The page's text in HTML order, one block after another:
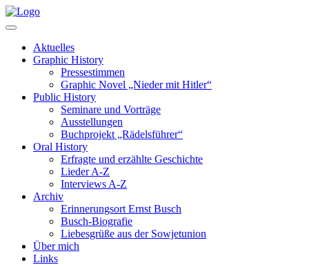
Aktuelles
Graphic History
Pressestimmen
Graphic Novel „Nieder mit Hitler“
Public History
Seminare und Vorträge
Ausstellungen
Buchprojekt „Rädelsführer“
Oral History
Erfragte und erzählte Geschichte
Lieder A-Z
Interviews A-Z
Archiv
Erinnerungsort Ernst Busch
Busch-Biografie
Liebesgrüße aus der Sowjetunion
Über mich
Links